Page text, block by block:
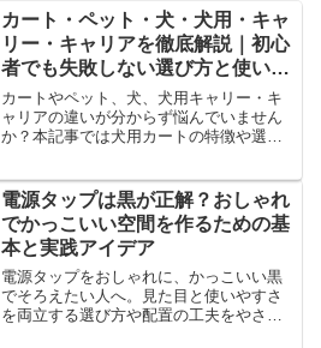
カート・ペット・犬・犬用・キャ
リー・キャリアを徹底解説｜初心
者でも失敗しない選び方と使い分
け
カートやペット、犬、犬用キャリー・キ
ャリアの違いが分からず悩んでいません
か？本記事では犬用カートの特徴や選び
に役立つ情報をまとめました。
電源タップは黒が正解？おしゃれ
でかっこいい空間を作るための基
本と実践アイデア
電源タップをおしゃれに、かっこいい黒
でそろえたい人へ。見た目と使いやすさ
を両立する選び方や配置の工夫をやさし